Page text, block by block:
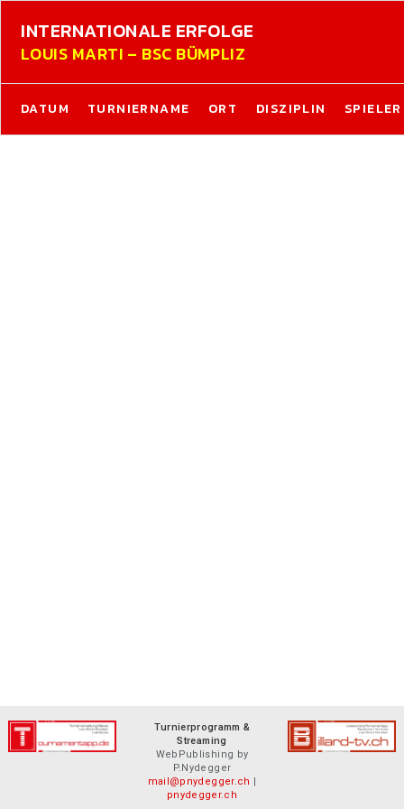
INTERNATIONALE ERFOLGE
LOUIS MARTI – BSC BÜMPLIZ
DATUM TURNIERNAME ORT DISZIPLIN SPIELER
Turnierprogramm &
Streaming
WebPublishing by
P.Nydegger
mail@pnydegger.ch |
pnydegger.ch